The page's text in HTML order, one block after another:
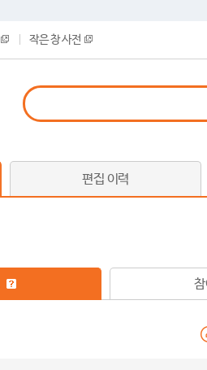
작은 창 사전
편집 이력